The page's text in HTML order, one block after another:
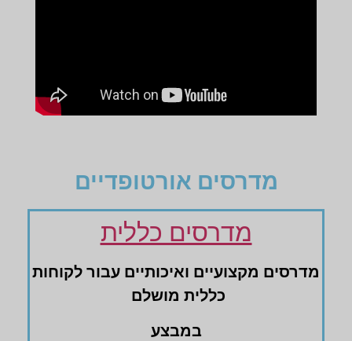
מדרסים אורטופדיים
מדרסים כללית
מדרסים ‏מקצועיים ‏ואיכותיים עבור לקוחות
‏כללית מושלם
במבצע